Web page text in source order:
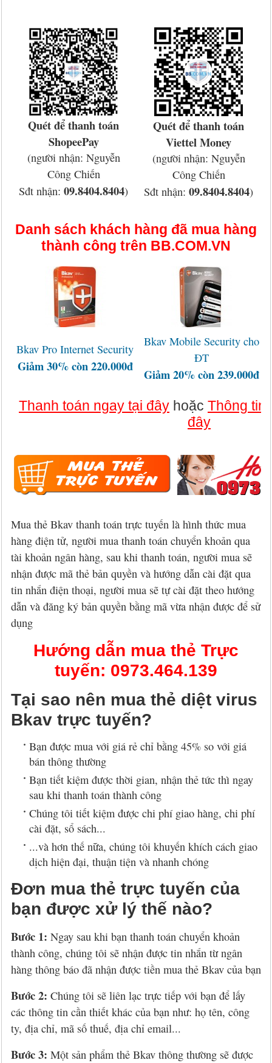
Quét để thanh toán
ShopeePay
(người nhận: Nguyễn
Công Chiến
Sđt nhận: 09.8404.8404)
Quét để thanh toán
Viettel Money
(người nhận: Nguyễn
Công Chiến
Sđt nhận: 09.8404.8404)
Danh sách khách hàng đã mua hàng
thành công trên BB.COM.VN
Bkav Pro Internet Security
Giảm 30% còn 220.000đ
Bkav Mobile Security cho
ĐT
Giảm 20% còn 239.000đ
Thanh toán ngay tại đây hoặc Thông tin
đây
Mua thẻ Bkav thanh toán trực tuyến là hình thức mua
hàng điện tử, người mua thanh toán chuyển khoản qua
tài khoản ngân hàng, sau khi thanh toán, người mua sẽ
nhận được mã thẻ bản quyền và hướng dẫn cài đặt qua
tin nhắn điện thoại, người mua sẽ tự cài đặt theo hướng
dẫn và đăng ký bản quyền bằng mã vừa nhận được để sử
dụng
Hướng dẫn mua thẻ Trực
tuyến: 0973.464.139
Tại sao nên mua thẻ diệt virus
Bkav trực tuyến?
Bạn được mua với giá rẻ chỉ bằng 45% so với giá
bán thông thường
Bạn tiết kiệm được thời gian, nhận thẻ tức thì ngay
sau khi thanh toán thành công
Chúng tôi tiết kiệm được chi phí giao hàng, chi phí
cài đặt, sổ sách...
...và hơn thế nữa, chúng tôi khuyến khích cách giao
dịch hiện đại, thuận tiện và nhanh chóng
Đơn mua thẻ trực tuyến của
bạn được xử lý thế nào?
Bước 1: Ngay sau khi bạn thanh toán chuyển khoản
thành công, chúng tôi sẽ nhận được tin nhắn từ ngân
hàng thông báo đã nhận được tiền mua thẻ Bkav của bạn
Bước 2: Chúng tôi sẽ liên lạc trực tiếp với bạn để lấy
các thông tin cần thiết khác của bạn như: họ tên, công
ty, địa chỉ, mã số thuế, địa chỉ email...
Bước 3: Một sản phẩm thẻ Bkav thông thường sẽ được